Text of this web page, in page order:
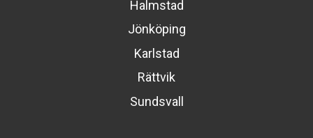
Halmstad
Jönköping
Karlstad
Rättvik
Sundsvall